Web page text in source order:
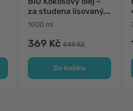
za studena lisovaný,
nerafinovaný
1000 ml
369 Kč 449 Kč
Do košíku